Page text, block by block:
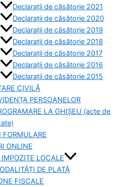
Declarații de căsătorie 2021
Declarații de căsătorie 2020
Declarații de căsătorie 2019
Declarații de căsătorie 2018
Declarații de căsătorie 2017
Declarații de căsătorie 2016
Declarații de căsătorie 2015
CIVILĂ
PERSOANELOR
LA GHIȘEU (acte de
FORMULARE
ONLINE
IMPOZITE LOCALE
DE PLATĂ
FISCALE